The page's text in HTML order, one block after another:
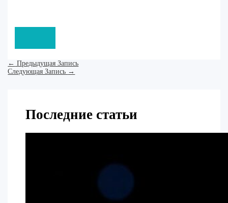
← Предыдущая Запись
Следующая Запись →
Последние статьи